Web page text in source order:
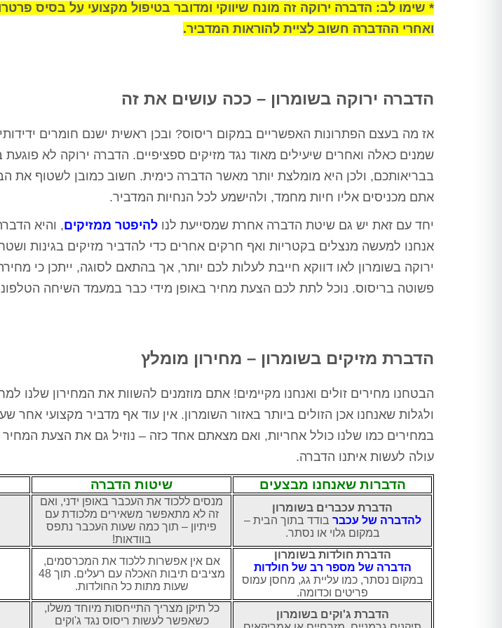
* שימו לב: הדברה ירוקה זה מונח שיווקי ומדובר בטיפול מקצועי על בסיס
ואחרי ההדברה חשוב לציית להוראות המדביר.
הדברה ירוקה בשומרון – ככה עושים את זה
אז מה בעצם הפתרונות האפשריים במקום ריסוס? ובכן ראשית ישנם חומרים
שמנים כאלה ואחרים שיעילים מאוד נגד מזיקים ספציפיים. הדברה ירוקה לא
בבריאותכם, ולכן היא מומלצת יותר מאשר הדברה כימית. חשוב כמובן לשטוף את
אתם מכניסים אליו חיות מחמד, ולהישמע לכל הנחיות המדביר.
יחד עם זאת יש גם שיטת הדברה אחרת שמסייעת לנו להיפטר ממזיקים, והיא
אנחנו למעשה מנצלים בקטריות ואף חרקים אחרים כדי להדביר מזיקים בגינות
ירוקה בשומרון לאו דווקא חייבת לעלות לכם יותר, אך בהתאם לסוגה, ייתכן כי
פשוטה בריסוס. נוכל לתת לכם הצעת מחיר באופן מידי כבר במעמד השיחה
הדברת מזיקים בשומרון – מחירון מומלץ
הבטחנו מחירים זולים ואנחנו מקיימים! אתם מוזמנים להשוות את המחירון שלנו
ולגלות שאנחנו אכן הזולים ביותר באזור השומרון. אין עוד אף מדביר מקצועי אחר
במחירים כמו שלנו כולל אחריות, ואם מצאתם אחד כזה – נוזיל גם את הצעת
עולה לעשות איתנו הדברה.
הדברות שאנחנו מבצעים שיטות הדברה
הדברת עכברים בשומרון
להדברה של עכבר בודד בתוך הבית –
במקום גלוי או נסתר.
מנסים ללכוד את העכבר באופן ידני, ואם
זה לא מתאפשר משאירים מלכודת עם
פיתיון – תוך כמה שעות העכבר נתפס
בוודאות!
הדברת חולדות בשומרון
הדברה של מספר רב של חולדות
במקום נסתר, כמו עליית גג, מחסן עמוס
פריטים וכדומה.
אם אין אפשרות ללכוד את המכרסמים,
מציבים תיבות האכלה עם רעלים. תוך 48
שעות מתות כל החולדות.
הדברת ג'וקים בשומרון
כל תיקן מצריך התייחסות מיוחד משלו,
כשאפשר לעשות ריסוס נגד ג'וקים
ורק לאחר מכן ביצע הדברה
מתאימה, לאחר מכן חזר שוב וסיים
את העבודה, כבר אין חולדות
הבאה